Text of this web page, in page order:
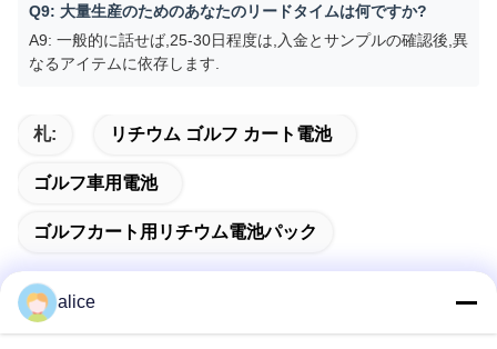
Q9: 大量生産のためのあなたのリードタイムは何ですか?
A9: 一般的に話せば,25-30日程度は,入金とサンプルの確認後,異
なるアイテムに依存します.
札: リチウム ゴルフ カート電池
ゴルフ車用電池
ゴルフカート用リチウム電池パック
alice